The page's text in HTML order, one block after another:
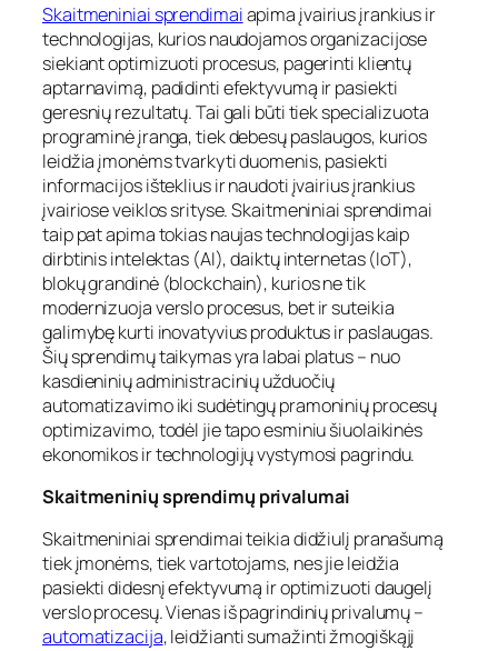
Skaitmeniniai sprendimaiapima įvairius įrankius ir
technologijas, kurios naudojamos organizacijose
siekiant optimizuoti procesus, pagerinti klientų
aptarnavimą, padidinti efektyvumą ir pasiekti
geresnių rezultatų. Tai gali būti tiek specializuota
programinė įranga, tiek debesų paslaugos, kurios
leidžia įmonėms tvarkyti duomenis, pasiekti
informacijos išteklius ir naudoti įvairius įrankius
įvairiose veiklos srityse. Skaitmeniniai sprendimai
taip pat apima tokias naujas technologijas kaip
dirbtinis intelektas (AI), daiktų internetas (IoT),
blokų grandinė (blockchain), kurios ne tik
modernizuoja verslo procesus, bet ir suteikia
galimybę kurti inovatyvius produktus ir paslaugas.
Šių sprendimų taikymas yra labai platus – nuo
kasdieninių administracinių užduočių
automatizavimo iki sudėtingų pramoninių procesų
optimizavimo, todėl jie tapo esminiu šiuolaikinės
ekonomikos ir technologijų vystymosi pagrindu.
Skaitmeninių sprendimų privalumai
Skaitmeniniai sprendimai teikia didžiulį pranašumą
tiek įmonėms, tiek vartotojams, nes jie leidžia
pasiekti didesnį efektyvumą ir optimizuoti daugelį
verslo procesų. Vienas iš pagrindinių privalumų –
automatizacija, leidžianti sumažinti žmogiškąjį